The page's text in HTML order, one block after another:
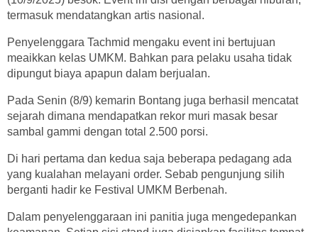
termasuk mendatangkan artis nasional.
Penyelenggara Tachmid mengaku event ini bertujuan
meaikkan kelas UMKM. Bahkan para pelaku usaha tidak
dipungut biaya apapun dalam berjualan.
Pada Senin (8/9) kemarin Bontang juga berhasil mencatat
sejarah dimana mendapatkan rekor muri masak besar
sambal gammi dengan total 2.500 porsi.
Di hari pertama dan kedua saja beberapa pedagang ada
yang kualahan melayani order. Sebab pengunjung silih
berganti hadir ke Festival UMKM Berbenah.
Dalam penyelenggaraan ini panitia juga mengedepankan